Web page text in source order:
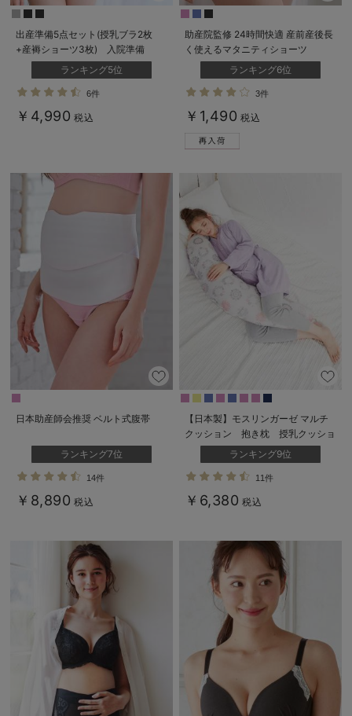
出産準備5点セット(授乳ブラ2枚
+産褥ショーツ3枚) 入院準備
ランキング5位
6件
￥4,990 税込
助産院監修 24時間快適 産前産後長
く使えるマタニティショーツ
ランキング6位
3件
￥1,490 税込
日本助産師会推奨 ベルト式腹帯
ランキング7位
14件
￥8,890 税込
【日本製】モスリンガーゼ マルチ
クッション 抱き枕 授乳クッショ
ランキング9位
11件
￥6,380 税込